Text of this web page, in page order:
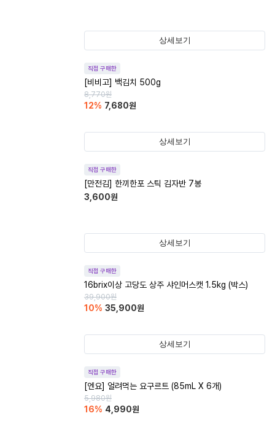
상세보기
직접 구매한
[비비고] 백김치 500g
8,770원
12% 7,680원
상세보기
직접 구매한
[만전김] 한끼한포 스틱 김자반 7봉
3,600원
상세보기
직접 구매한
16brix이상 고당도 상주 샤인머스캣 1.5kg (박스)
39,900원
10% 35,900원
상세보기
직접 구매한
[엔요] 얼려먹는 요구르트 (85mL X 6개)
5,980원
16% 4,990원